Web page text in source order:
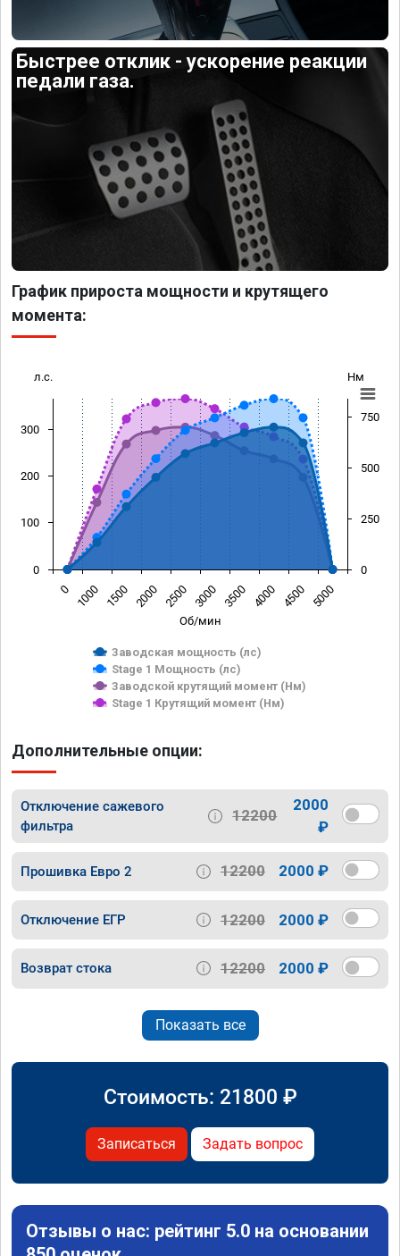
Быстрее отклик - ускорение реакции
педали газа.
График прироста мощности и крутящего
момента:
Об/мин
л.с. Нм
Заводская мощность (лс)
Stage 1 Мощность (лс)
Заводской крутящий момент (Нм)
Stage 1 Крутящий момент (Нм)
0 1000 1500 2000 2500 3000 3500 4000 4500 5000
0
100
200
300
0
250
500
750
Дополнительные опции:
Отключение сажевого
фильтра
12200
2000
₽
Прошивка Евро 2 12200 2000 ₽
Отключение ЕГР 12200 2000 ₽
Возврат стока 12200 2000 ₽
Показать все
Стоимость: 21800 ₽
Записаться Задать вопрос
Отзывы о нас: рейтинг 5.0 на основании